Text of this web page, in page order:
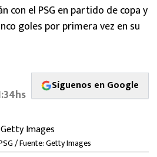
con el PSG en partido de copa y
goles por primera vez en su
Síguenos en Google
/ Fuente: Getty Images